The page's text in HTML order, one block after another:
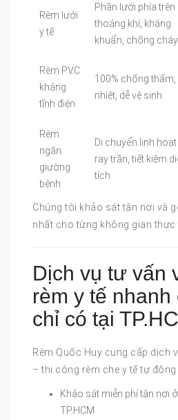
Rèm lưới
y tế
Phần lưới phía trên
thoáng khí, kháng
khuẩn, chống cháy
Rèm PVC
kháng
tĩnh điện
100% chống thấm,
nhiệt, dễ vệ sinh
Rèm
ngăn
giường
bệnh
Di chuyển linh hoạt
ray trần, tiết kiệm
tích
Chúng tôi khảo sát tận nơi và
nhất cho từng không gian thực
Dịch vụ tư vấn
rèm y tế nhanh
chỉ có tại
Rèm Quốc Huy cung cấp dịch
– thi công rèm che y tế tự
Khảo sát miễn phí tận nơi
TP.HCM